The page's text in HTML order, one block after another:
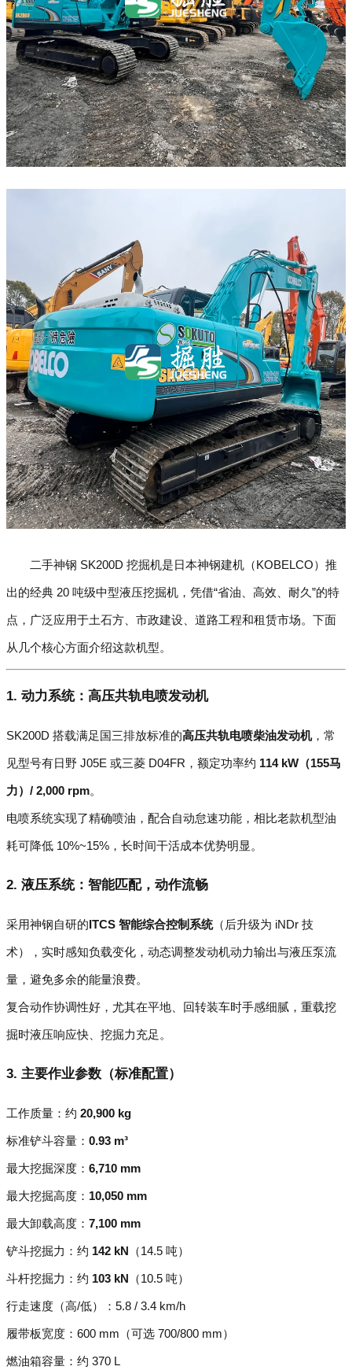
二手神钢 SK200D 挖掘机是日本神钢建机（KOBELCO）推
出的经典 20 吨级中型液压挖掘机，凭借“省油、高效、耐久”的特
点，广泛应用于土石方、市政建设、道路工程和租赁市场。下面
从几个核心方面介绍这款机型。
1. 动力系统：高压共轨电喷发动机
SK200D 搭载满足国三排放标准的高压共轨电喷柴油发动机，常
见型号有日野 J05E 或三菱 D04FR，额定功率约 114 kW（155马
力）/ 2,000 rpm。
电喷系统实现了精确喷油，配合自动怠速功能，相比老款机型油
耗可降低 10%~15%，长时间干活成本优势明显。
2. 液压系统：智能匹配，动作流畅
采用神钢自研的ITCS 智能综合控制系统（后升级为 iNDr 技
术），实时感知负载变化，动态调整发动机动力输出与液压泵流
量，避免多余的能量浪费。
复合动作协调性好，尤其在平地、回转装车时手感细腻，重载挖
掘时液压响应快、挖掘力充足。
3. 主要作业参数（标准配置）
工作质量：约 20,900 kg
标准铲斗容量： 0.93 m³
最大挖掘深度： 6,710 mm
最大挖掘高度： 10,050 mm
最大卸载高度： 7,100 mm
铲斗挖掘力：约 142 kN （14.5 吨）
斗杆挖掘力：约 103 kN （10.5 吨）
行走速度（高/低）：5.8 / 3.4 km/h
履带板宽度：600 mm（可选 700/800 mm）
燃油箱容量：约 370 L